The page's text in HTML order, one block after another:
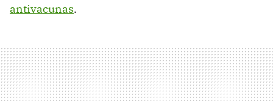
antivacunas.